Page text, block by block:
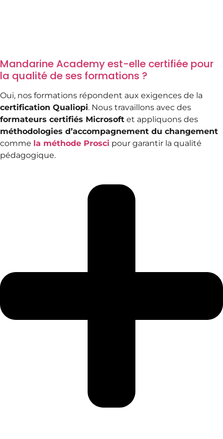
Mandarine Academy est-elle certifiée pour
la qualité de ses formations ?
Oui, nos formations répondent aux exigences de la
certification Qualiopi. Nous travaillons avec des
formateurs certifiés Microsoft et appliquons des
méthodologies d’accompagnement du changement
comme la méthode Prosci pour garantir la qualité
pédagogique.